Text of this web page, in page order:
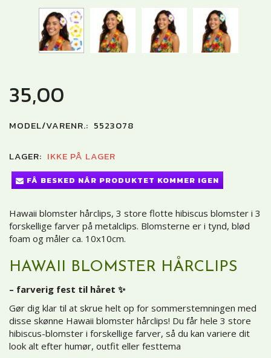
35,00
MODEL/VARENR.: 5523078
LAGER: IKKE PÅ LAGER
FÅ BESKED NÅR PRODUKTET KOMMER IGEN
Hawaii blomster hårclips, 3 store flotte hibiscus blomster i 3
forskellige farver på metalclips. Blomsterne er i tynd, blød
foam og måler ca. 10x10cm.
HAWAII BLOMSTER HÅRCLIPS
– farverig fest til håret ✨
Gør dig klar til at skrue helt op for sommerstemningen med
disse skønne Hawaii blomster hårclips! Du får hele 3 store
hibiscus-blomster i forskellige farver, så du kan variere dit
look alt efter humør, outfit eller festtema